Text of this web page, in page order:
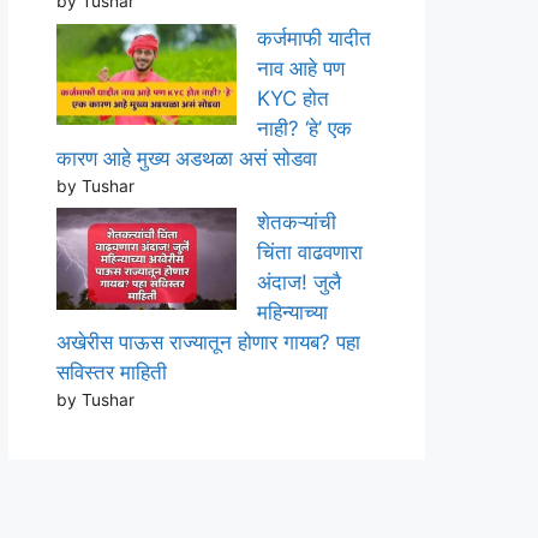
कर्जमाफी यादीत
नाव आहे पण
KYC होत
नाही? ‘हे’ एक
कारण आहे मुख्य अडथळा असं सोडवा
by Tushar
शेतकऱ्यांची
चिंता वाढवणारा
अंदाज! जुलै
महिन्याच्या
अखेरीस पाऊस राज्यातून होणार गायब? पहा
सविस्तर माहिती
by Tushar